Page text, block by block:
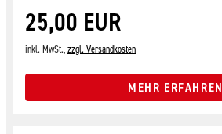
25,00 EUR
inkl. MwSt.,zzgl. Versandkosten
MEHR ERFAHREN